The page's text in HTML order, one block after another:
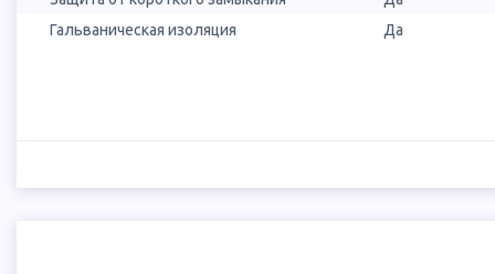
Гальваническая изоляция
Да